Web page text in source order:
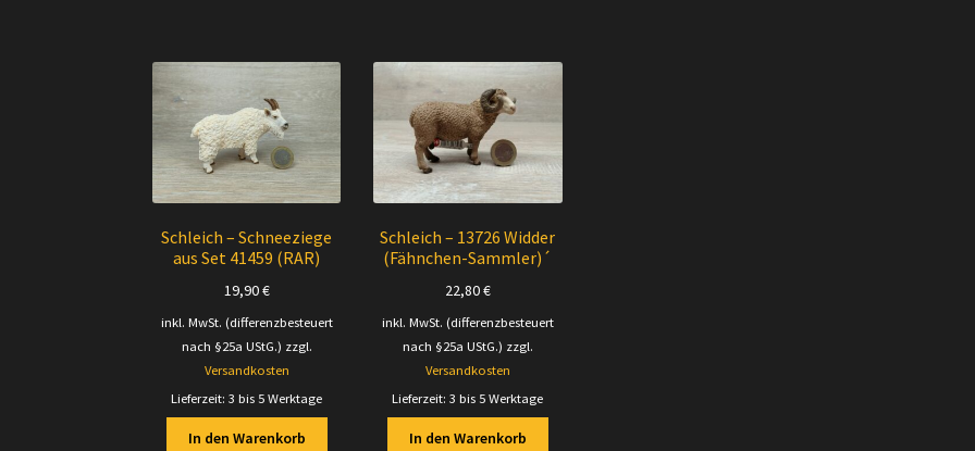
Schleich – Schneeziege
aus Set 41459 (RAR)
19,90€
inkl. MwSt. (differenzbesteuert
nach §25a UStG.) zzgl.
Versandkosten
Lieferzeit:3 bis 5 Werktage
In den Warenkorb
Schleich – 13726 Widder
(Fähnchen-Sammler)´
22,80€
inkl. MwSt. (differenzbesteuert
nach §25a UStG.) zzgl.
Versandkosten
Lieferzeit:3 bis 5 Werktage
In den Warenkorb